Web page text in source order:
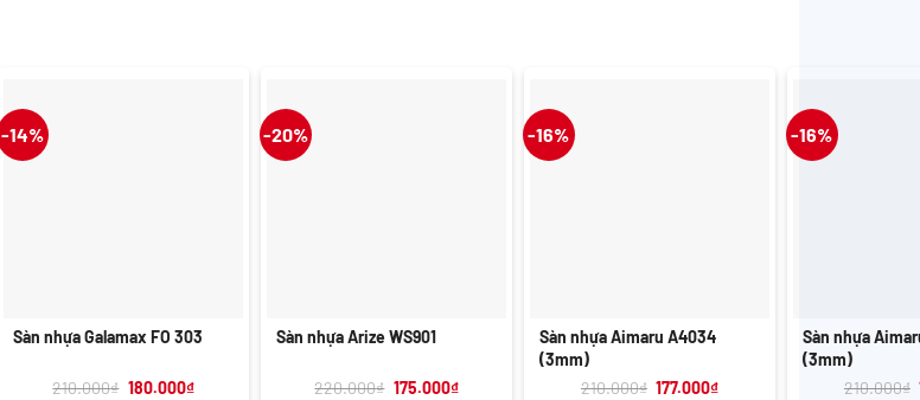
-14%
Sàn nhựa Galamax FO 303
210.000₫ Giá
180.000₫Giá
-20%
Sàn nhựa Arize WS901
220.000₫ Giá
175.000₫Giá
-16%
Sàn nhựa Aimaru A4034
(3mm)
210.000₫ Giá
177.000₫Giá
-16%
Sàn nhựa
(3mm)
210.000₫